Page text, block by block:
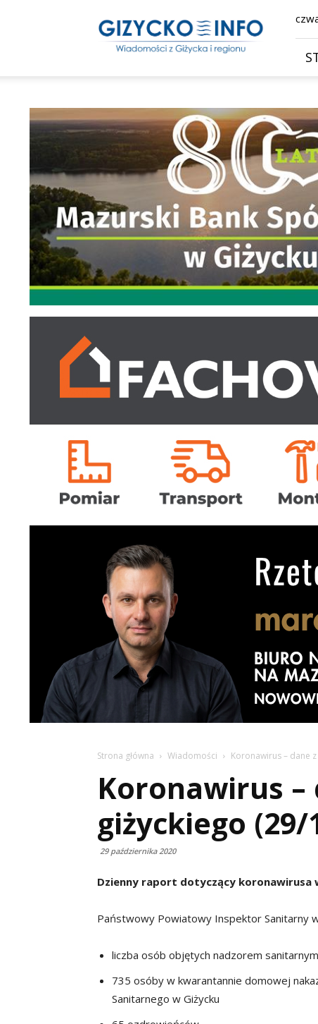
–
wiadomości
Strona główna Wiadomości Koronawirus – dane
Koronawirus
giżyckiego (29/
29 października 2020
Dzienny raport dotyczący koronawirusa
Państwowy Powiatowy Inspektor Sanitarny
liczba osób objętych nadzorem
735 osóby w kwarantannie domowej
Sanitarnego w Giżycku